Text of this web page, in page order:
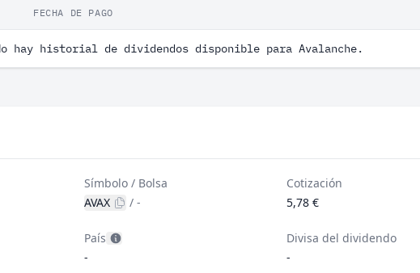
FECHA DE PAGO
hay historial de dividendos disponible para Avalanche.
Símbolo / Bolsa
AVAX
/-
Cotización
5,78 €
País
-
Divisa del dividendo
-